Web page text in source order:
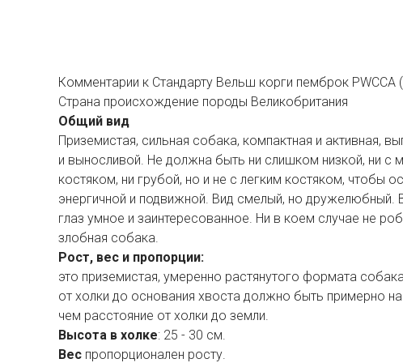
Комментарии к Стандарту Вельш корги пемброк PWCCA
Страна происхождение породы Великобритания
Общий вид
Приземистая, сильная собака, компактная и активная,
и выносливой. Не должна быть ни слишком низкой, ни с
костяком, ни грубой, но и не с легким костяком, чтобы
энергичной и подвижной. Вид смелый, но дружелюбный.
глаз умное и заинтересованное. Ни в коем случае не
злобная собака.
Рост, вес и пропорции:
это приземистая, умеренно растянутого формата
от холки до основания хвоста должно быть примерно
чем расстояние от холки до земли.
Высота в холке: 25 - 30 см.
Вес пропорционален росту.